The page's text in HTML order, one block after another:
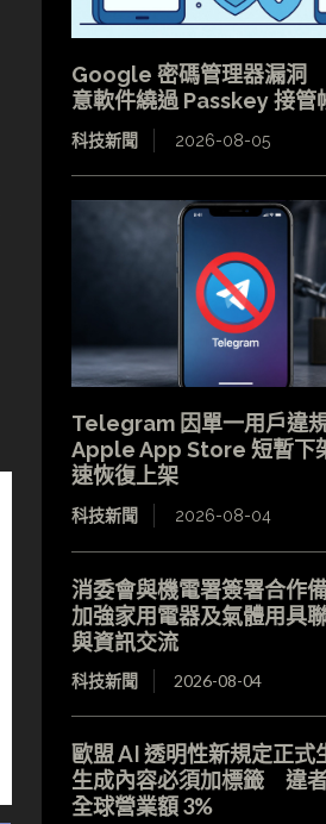
Google 密碼管理器漏洞
意軟件繞過 Passkey 接管
科技新聞 2026-08-05
Telegram 因單一用戶違
Apple App Store 短暫下
速恢復上架
科技新聞 2026-08-04
消委會與機電署簽署合作
加強家用電器及氣體用具
與資訊交流
科技新聞 2026-08-04
歐盟 AI 透明性新規定正
生成內容必須加標籤 違
全球營業額 3%